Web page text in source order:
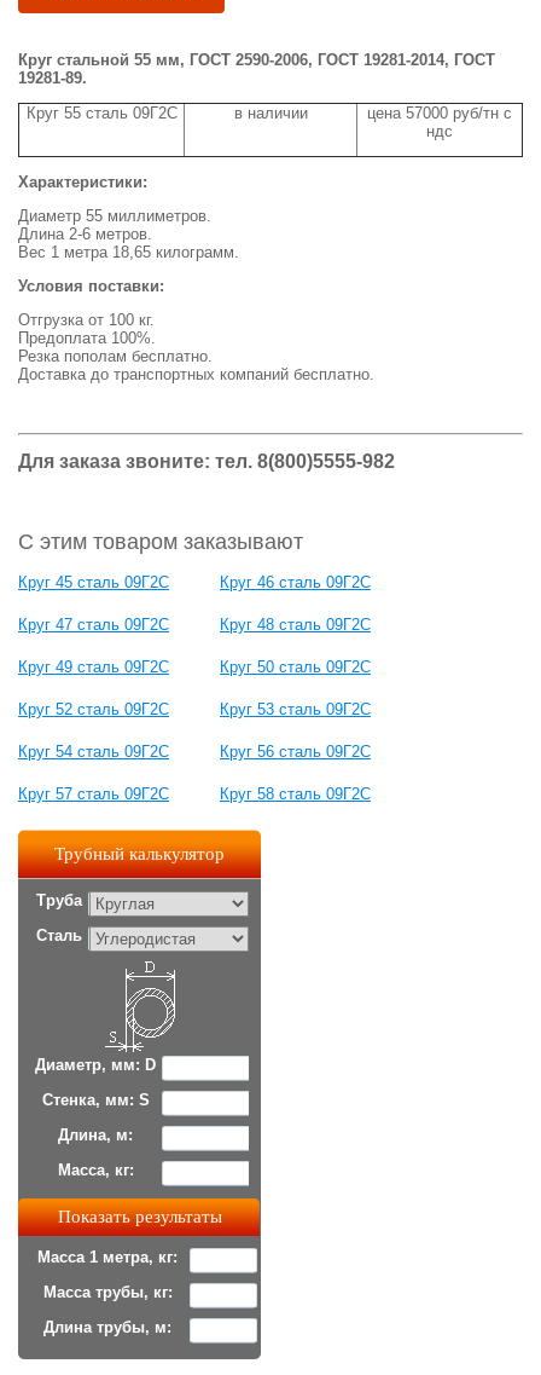
Круг стальной 55 мм, ГОСТ 2590-2006, ГОСТ 19281-2014, ГОСТ
19281-89.
Круг 55 сталь 09Г2С
в наличии
цена 57000 руб/тн с
ндс
Характеристики:
Диаметр 55 миллиметров.
Длина 2-6 метров.
Вес 1 метра 18,65 килограмм.
Условия поставки:
Отгрузка от 100 кг.
Предоплата 100%.
Резка пополам бесплатно.
Доставка до транспортных компаний бесплатно.
Для заказа звоните: тел. 8(800)5555-982
С этим товаром заказывают
Круг 45 сталь 09Г2С Круг 46 сталь 09Г2С
Круг 47 сталь 09Г2С Круг 48 сталь 09Г2С
Круг 49 сталь 09Г2С Круг 50 сталь 09Г2С
Круг 52 сталь 09Г2С Круг 53 сталь 09Г2С
Круг 54 сталь 09Г2С Круг 56 сталь 09Г2С
Круг 57 сталь 09Г2С Круг 58 сталь 09Г2С
Трубный калькулятор
Труба
Сталь
Диаметр, мм: D
Стенка, мм: S
Длина, м:
Масса, кг:
Масса 1 метра, кг:
Масса трубы, кг:
Длина трубы, м: